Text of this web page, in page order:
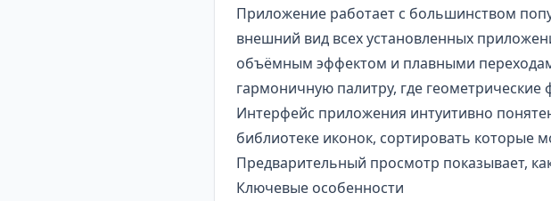
Приложение работает с большинством
внешний вид всех установленных
объёмным эффектом и плавными
гармоничную палитру, где
Интерфейс приложения интуитивно
библиотеке иконок, сортировать которые
Предварительный просмотр показывает,
Ключевые особенности